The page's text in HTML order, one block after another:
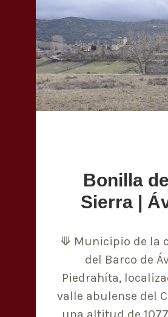
Bonilla
Sierra |
⟱ Municipio de la
del Barco de
Piedrahíta,
valle abulense del
una altitud de